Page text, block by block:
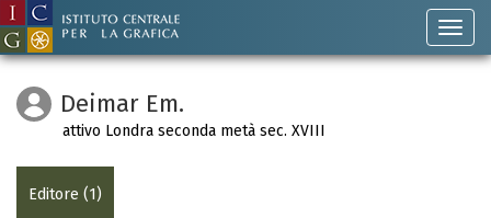
Deimar Em.
attivo Londra seconda metà sec. XVIII
Editore (1)